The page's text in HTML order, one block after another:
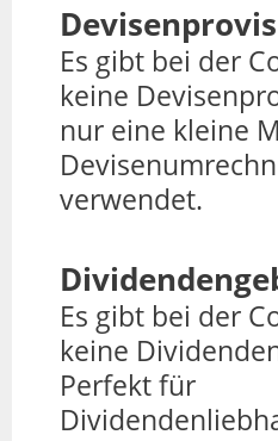
Es gibt bei der
keine
nur eine kleine
verwendet.
Es gibt bei der
keine
Perfekt für